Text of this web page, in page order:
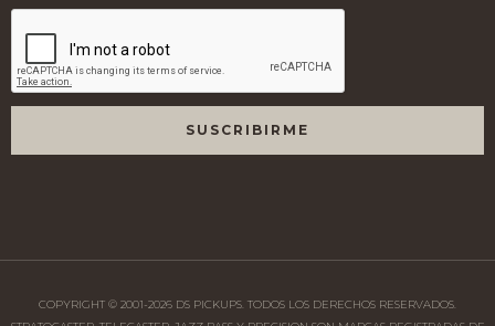
COPYRIGHT © 2001-2026 DS PICKUPS. TODOS LOS DERECHOS RESERVADOS.